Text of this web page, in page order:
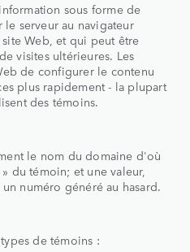
sous forme de
le serveur au navigateur
Web, et qui peut être
visites ultérieures. Les
de configurer le contenu
plus rapidement - la plupart
des témoins.
le nom du domaine d'où
du témoin; et une valeur,
numéro généré au hasard.
de témoins :